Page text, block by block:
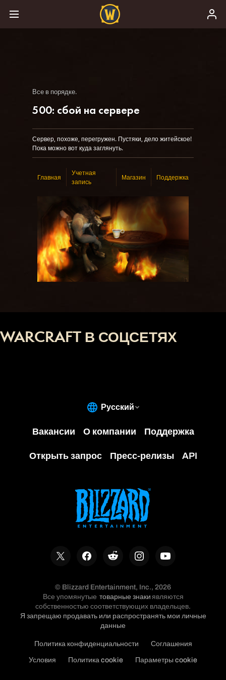
Все в порядке.
500: сбой на сервере
Сервер, похоже, перегружен. Пустяки, дело житейское!
Пока можно вот куда заглянуть.
Главная
Учетная
запись
Магазин Поддержка
WARCRAFT В СОЦСЕТЯХ